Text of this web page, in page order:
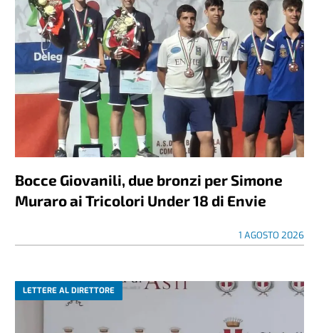
Bocce Giovanili, due bronzi per Simone
Muraro ai Tricolori Under 18 di Envie
1 AGOSTO 2026
LETTERE AL DIRETTORE